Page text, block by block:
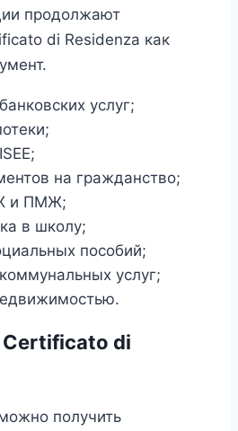
продолжают
di Residenza как
услуг;
на гражданство;
и ПМЖ;
в школу;
пособий;
услуг;
Certificato di
получить